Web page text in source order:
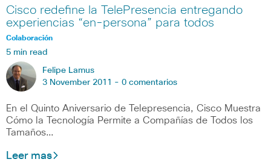
Cisco redefine la TelePresencia entregando
experiencias “en-persona” para todos
Colaboración
5 min read
Felipe Lamus
3 November 2011 - 0 comentarios
En el Quinto Aniversario de Telepresencia, Cisco Muestra
Cómo la Tecnología Permite a Compañías de Todos los
Tamaños…
Leer mas